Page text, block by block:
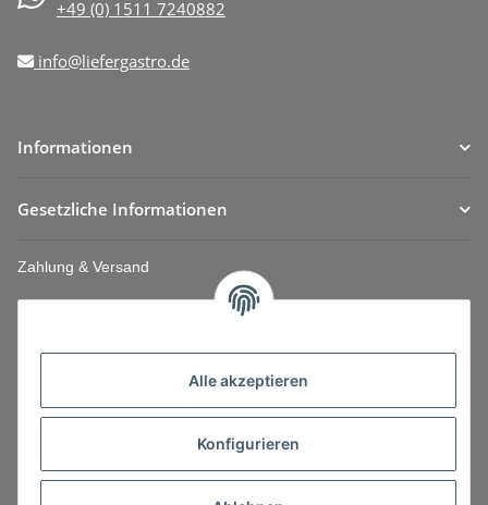
Alle akzeptieren
Konfigurieren
+49 (0) 1511 7240882
info@liefergastro.de
Informationen
Gesetzliche Informationen
Zahlung & Versand